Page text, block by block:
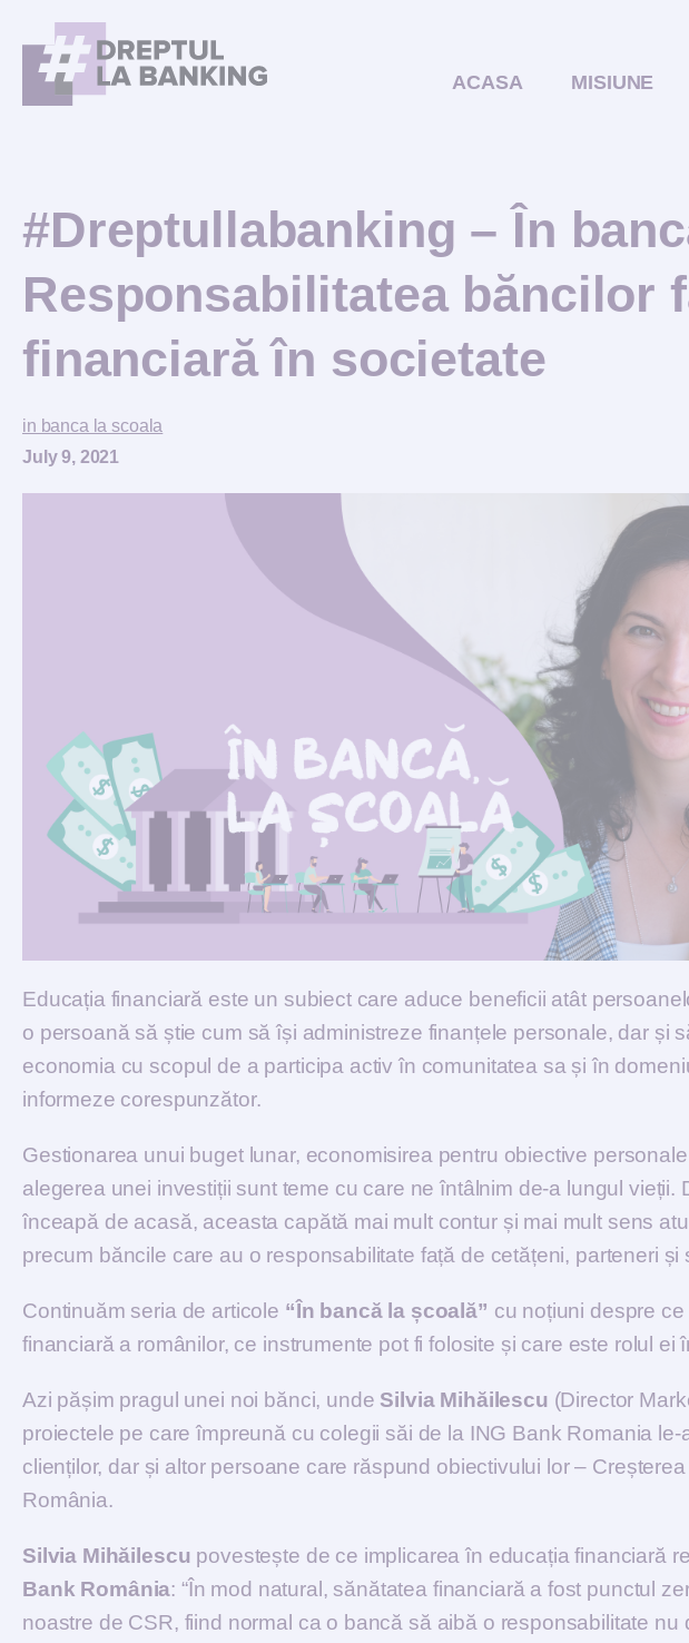
ACASA MISIUNE
#Dreptullabanking – În
Responsabilitatea băncilor
financiară în societate
in banca la scoala
July 9, 2021
Educația financiară este un subiect care aduce beneficii atât
o persoană să știe cum să își administreze finanțele personale, dar și
economia cu scopul de a participa activ în comunitatea sa și în
informeze corespunzător.
Gestionarea unui buget lunar, economisirea pentru obiective
alegerea unei investiții sunt teme cu care ne întâlnim de-a lungul vieții.
înceapă de acasă, aceasta capătă mai mult contur și mai mult sens
precum băncile care au o responsabilitate față de cetățeni, parteneri și
Continuăm seria de articole “În bancă la școală” cu noțiuni despre
financiară a românilor, ce instrumente pot fi folosite și care este rolul ei
Azi pășim pragul unei noi bănci, unde Silvia Mihăilescu (Director
proiectele pe care împreună cu colegii săi de la ING Bank Romania le-
clienților, dar și altor persoane care răspund obiectivului lor –
România.
Silvia Mihăilescu povestește de ce implicarea în educația financiară
Bank România: “În mod natural, sănătatea financiară a fost punctul
noastre de CSR, fiind normal ca o bancă să aibă o responsabilitate nu